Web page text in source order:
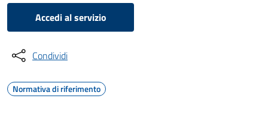
Accedi al servizio
Condividi
Normativa di riferimento